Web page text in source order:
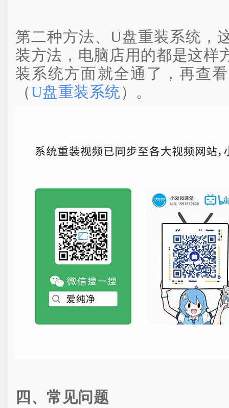
第二种方法、U盘重装系统，
装方法，电脑店用的都是这样
装系统方面就全通了，再查
（U盘重装系统）。
四、常见问题